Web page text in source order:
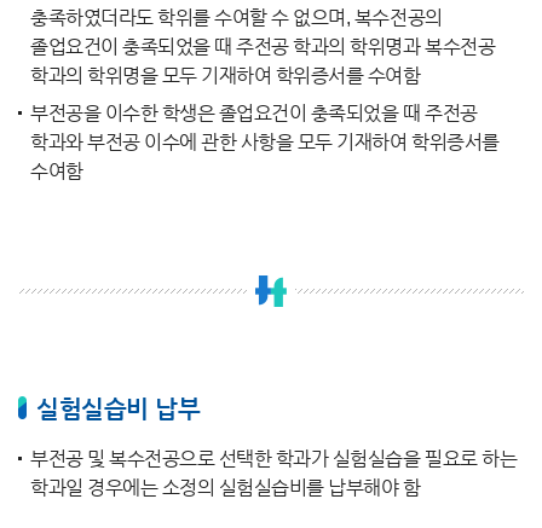
충족하였더라도 학위를 수여할 수 없으며, 복수전공의
졸업요건이 충족되었을 때 주전공 학과의 학위명과 복수전공
학과의 학위명을 모두 기재하여 학위증서를 수여함
부전공을 이수한 학생은 졸업요건이 충족되었을 때 주전공
학과와 부전공 이수에 관한 사항을 모두 기재하여 학위증서를
수여함
실험실습비 납부
부전공 및 복수전공으로 선택한 학과가 실험실습을 필요로 하는
학과일 경우에는 소정의 실험실습비를 납부해야 함